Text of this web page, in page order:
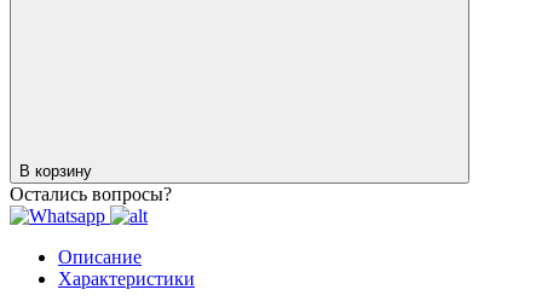
В корзину
Остались вопросы?
Описание
Характеристики